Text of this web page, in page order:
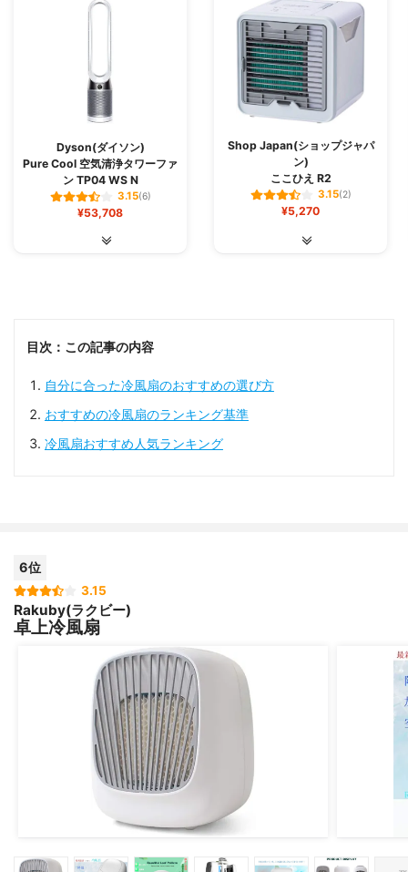
ある程度はエアコンなしで
過ごせました。
フィルターも取り外せるので、簡単に洗えて、カビも生え
にくいのでよかったです！
Dyson(ダイソン)
Pure Cool 空気清浄タワーファ
ン TP04 WS N
3.15(6)
¥53,708
Shop Japan(ショップジャパ
ン)
ここひえ R2
3.15(2)
¥5,270
目次：この記事の内容
自分に合った冷風扇のおすすめの選び方
おすすめの冷風扇のランキング基準
冷風扇おすすめ人気ランキング
6位
3.15
Rakuby(ラクビー)
卓上冷風扇